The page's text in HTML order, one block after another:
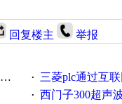
回复楼主 举报
· 三菱plc通过互联网实现plc
· 西门子300超声波